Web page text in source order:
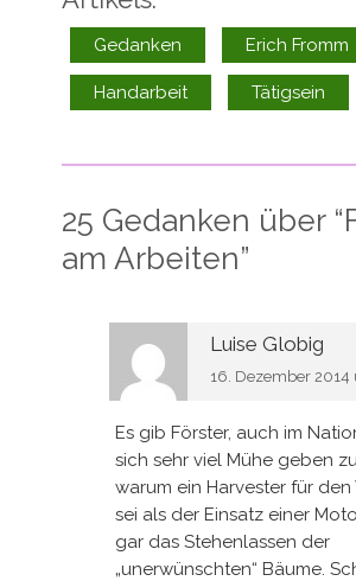
Gedanken Erich Fromm
Handarbeit Tätigsein
25 Gedanken über “
am Arbeiten”
Luise Globig
16. Dezember 2014
Es gib Förster, auch im
sich sehr viel Mühe geben
warum ein Harvester für
sei als der Einsatz einer
gar das Stehenlassen der
„unerwünschten“ Bäume.